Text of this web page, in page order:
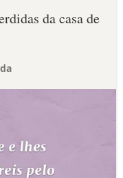
da casa de